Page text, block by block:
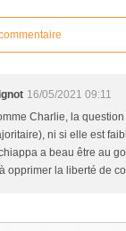
16/05/2021 09:11
Charlie, la
ni si elle est
a beau être au
opprimer la liberté de